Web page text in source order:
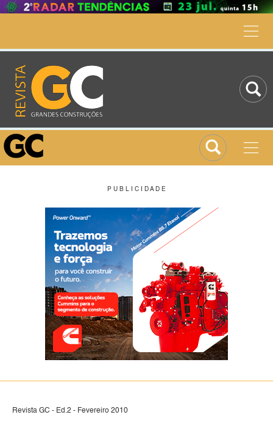
P U B L I C I D A D E
Revista GC - Ed.2 - Fevereiro 2010